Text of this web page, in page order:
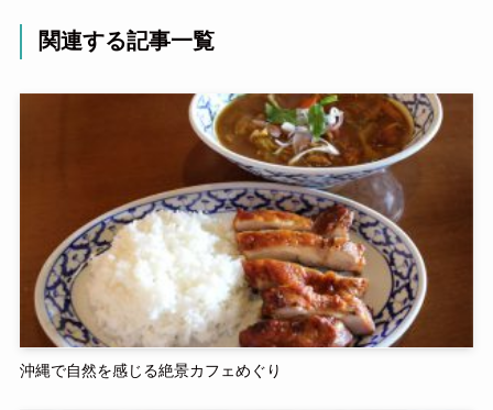
関連する記事一覧
沖縄で自然を感じる絶景カフェめぐり